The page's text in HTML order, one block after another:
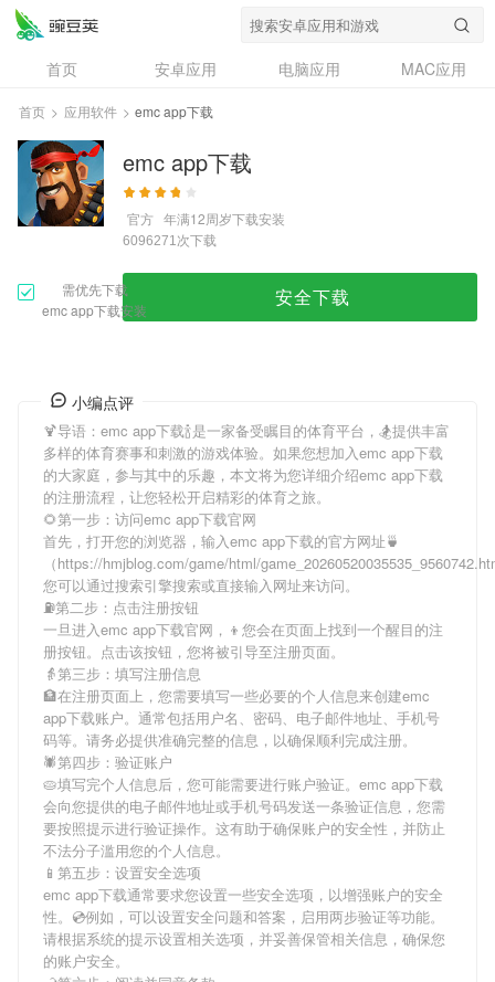
首页 安卓应用 电脑应用
MAC应用
资讯
专题
问答
首页 > 应用软件 > emc app下载
emc app下载
官方 年满12周岁下载安装
6096271次下载
需优先下载
emc app下载安装
安全下载
小编点评
🍹导语： emc app下载🍾是一家备受瞩目的体育平台，🏂提供丰富
多样的体育赛事和刺激的游戏体验。如果您想加入emc app下载
的大家庭，参与其中的乐趣，本文将为您详细介绍emc app下载
的注册流程，让您轻松开启精彩的体育之旅。
🌻第一步：访问emc app下载官网
首先，打开您的浏览器，输入emc app下载的官方网址🍵
（https://hmjblog.com/game/html/
您可以通过搜索引擎搜索或直接输入网址来访问。
⛽️第二步：点击注册按钮
一旦进入emc app下载官网，👦您会在页面上找到一个醒目的注
册按钮。点击该按钮，您将被引导至注册页面。
👵第三步：填写注册信息
🏦在注册页面上，您需要填写一些必要的个人信息来创建emc
app下载账户。通常包括用户名、密码、电子邮件地址、手机号
码等。请务必提供准确完整的信息，以确保顺利完成注册。
🕷第四步：验证账户
🥧填写完个人信息后，您可能需要进行账户验证。 emc app下载
会向您提供的电子邮件地址或手机号码发送一条验证信息，您需
要按照提示进行验证操作。这有助于确保账户的安全性，并防止
不法分子滥用您的个人信息。
📱第五步：设置安全选项
emc app下载通常要求您设置一些安全选项，以增强账户的安全
性。💿例如，可以设置安全问题和答案，启用两步验证等功能。
请根据系统的提示设置相关选项，并妥善保管相关信息，确保您
的账户安全。